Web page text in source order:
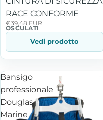
RACE CONFORME
€39,48 EUR
OSCULATI
Vedi prodotto
Bansigo
professionale
Douglas
Marine